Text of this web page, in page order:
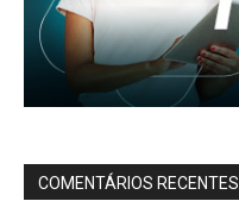
COMENTÁRIOS RECENTES